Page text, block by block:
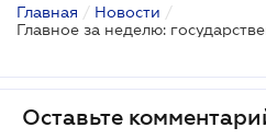
Главная / Новости /
Оставьте